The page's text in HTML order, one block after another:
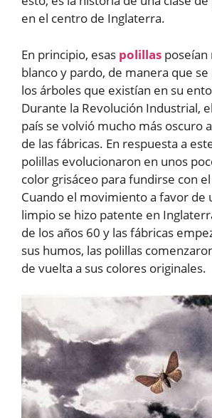
en el centro de Inglaterra.
En principio, esas polillas
blanco y pardo, de manera que
los árboles que existían en su
Durante la Revolución Industrial,
país se volvió mucho más oscuro
de las fábricas. En respuesta a
polillas evolucionaron en unos
color grisáceo para fundirse con
Cuando el movimiento a favor de
limpio se hizo patente en
de los años 60 y las fábricas
sus humos, las polillas
de vuelta a sus colores originales.